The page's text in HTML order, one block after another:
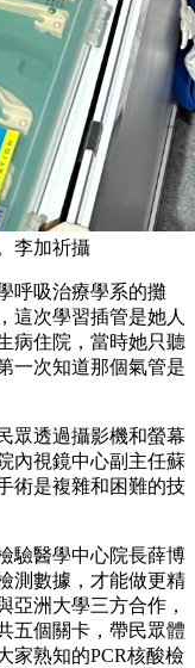
李加祈攝
呼吸治療學系的攤
這次學習插管是她人
病住院，當時她只聽
一次知道那個氣管是
眾透過攝影機和螢幕
內視鏡中心副主任蘇
術是複雜和困難的技
驗醫學中心院長薛博
測數據，才能做更精
亞洲大學三方合作，
五個關卡，帶民眾體
家熟知的PCR核酸檢